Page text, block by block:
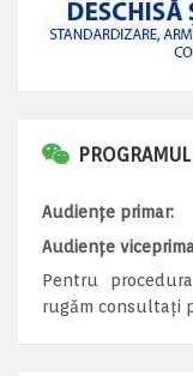
Audiențe primar:
Audiențe
Pentru
rugăm consultați